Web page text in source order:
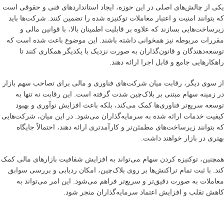
یکی از چالش‌های اصلی در این حوزه، ایجاد استانداردهای فنی و حقوقی است
که بتوانند امنیت و اعتبار معاملات توکنیزه شده را تضمین کنند. شرکت‌ها باید
زیرساخت‌هایی بسازند که علاوه بر قابلیت اطمینان بالا، با قوانین مالی و
مقررات مربوطه نیز همخوانی داشته باشند. این موضوع باعث شده است که
توسعه‌دهندگان و قانون‌گذاران به صورت نزدیک با یکدیگر همکاری کنند تا
راهکارهایی جامع و قابل اجرا ارائه دهند.
از سوی دیگر، رقابت میان شرکت‌های فناوری و مالی برای تصاحب سهم بازار
در زمینه سهام مبتنی بر بلاک‌چین شدت گرفته است. این رقابت نه تنها به
توسعه سریع‌تر فناوری‌ها کمک می‌کند، بلکه باعث افزایش نوآوری و بهبود
کیفیت خدمات ارائه شده به سرمایه‌گذاران می‌شود. در این میان، شرکت‌هایی
که بتوانند زیرساخت‌های مطمئن‌تر و کارآمدتری ارائه دهند، احتمالاً جایگاه
بهتری در بازار خواهند داشت.
همچنین، توکنیزه کردن سهام می‌تواند به افزایش شفافیت بازارهای مالی کمک
کند. با ثبت تمام تراکنش‌ها بر روی بلاک‌چین، امکان ردیابی و بررسی سوابق
معاملات به صورت دقیق‌تر و سریع‌تر فراهم می‌شود. این امر می‌تواند به
کاهش تقلب و افزایش اعتماد سرمایه‌گذاران منجر شود.